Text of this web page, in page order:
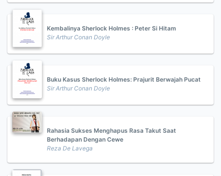
Kembalinya Sherlock Holmes : Peter Si Hitam
Sir Arthur Conan Doyle
Buku Kasus Sherlock Holmes: Prajurit Berwajah Pucat
Sir Arthur Conan Doyle
Rahasia Sukses Menghapus Rasa Takut Saat
Berhadapan Dengan Cewe
Reza De Lavega